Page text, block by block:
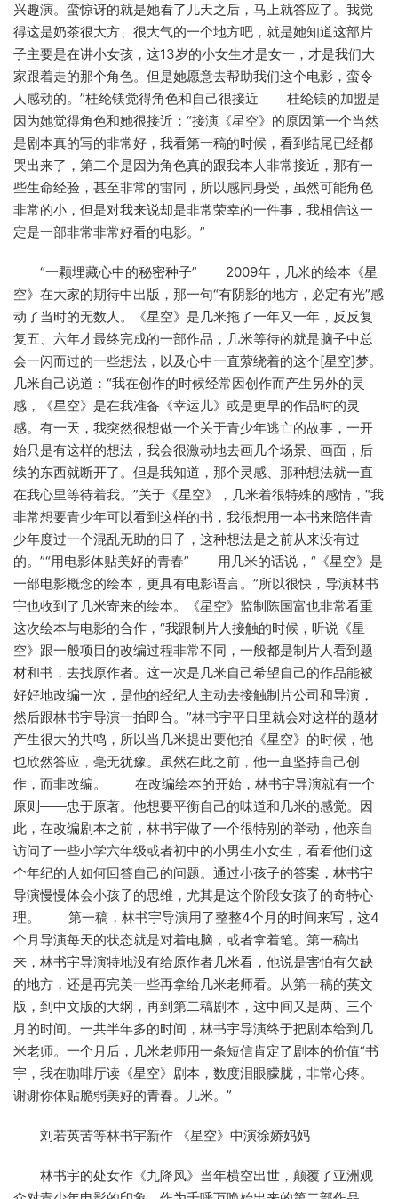
兴趣演。蛮惊讶的就是她看了几天之后，马上就答应了。我觉
得这是奶茶很大方、很大气的一个地方吧，就是她知道这部片
子主要是在讲小女孩，这13岁的小女生才是女一，才是我们大
家跟着走的那个角色。但是她愿意去帮助我们这个电影，蛮令
人感动的。”桂纶镁觉得角色和自己很接近 桂纶镁的加盟是
因为她觉得角色和她很接近：“接演《星空》的原因第一个当然
是剧本真的写的非常好，我看第一稿的时候，看到结尾已经都
哭出来了，第二个是因为角色真的跟我本人非常接近，那有一
些生命经验，甚至非常的雷同，所以感同身受，虽然可能角色
非常的小，但是对我来说却是非常荣幸的一件事，我相信这一
定是一部非常非常好看的电影。”
“一颗埋藏心中的秘密种子” 2009年，几米的绘本《星
空》在大家的期待中出版，那一句“有阴影的地方，必定有光”感
动了当时的无数人。《星空》是几米拖了一年又一年，反反复
复五、六年才最终完成的一部作品，几米等待的就是脑子中总
会一闪而过的一些想法，以及心中一直萦绕着的这个[星空]梦。
几米自己说道：“我在创作的时候经常因创作而产生另外的灵
感，《星空》是在我准备《幸运儿》或是更早的作品时的灵
感。有一天，我突然很想做一个关于青少年逃亡的故事，一开
始只是有这样的想法，我会很激动地去画几个场景、画面，后
续的东西就断开了。但是我知道，那个灵感、那种想法就一直
在我心里等待着我。”关于《星空》，几米着很特殊的感情，“我
非常想要青少年可以看到这样的书，我很想用一本书来陪伴青
少年度过一个混乱无助的日子，这种想法是之前从来没有过
的。”“用电影体贴美好的青春” 用几米的话说，“《星空》是
一部电影概念的绘本，更具有电影语言。”所以很快，导演林书
宇也收到了几米寄来的绘本。《星空》监制陈国富也非常看重
这次绘本与电影的合作，“我跟制片人接触的时候，听说《星
空》跟一般项目的改编过程非常不同，一般都是制片人看到题
材和书，去找原作者。这一次是几米自己希望自己的作品能被
好好地改编一次，是他的经纪人主动去接触制片公司和导演，
然后跟林书宇导演一拍即合。”林书宇平日里就会对这样的题材
产生很大的共鸣，所以当几米提出要他拍《星空》的时候，他
也欣然答应，毫无犹豫。虽然在此之前，他一直坚持自己创
作，而非改编。 在改编绘本的开始，林书宇导演就有一个
原则——忠于原著。他想要平衡自己的味道和几米的感觉。因
此，在改编剧本之前，林书宇做了一个很特别的举动，他亲自
访问了一些小学六年级或者初中的小男生小女生，看看他们这
个年纪的人如何回答自己的问题。通过小孩子的答案，林书宇
导演慢慢体会小孩子的思维，尤其是这个阶段女孩子的奇特心
理。 第一稿，林书宇导演用了整整4个月的时间来写，这4
个月导演每天的状态就是对着电脑，或者拿着笔。第一稿出
来，林书宇导演特地没有给原作者几米看，他说是害怕有欠缺
的地方，还是再完美一些再拿给几米老师看。从第一稿的英文
版，到中文版的大纲，再到第二稿剧本，这中间又是两、三个
月的时间。一共半年多的时间，林书宇导演终于把剧本给到几
米老师。一个月后，几米老师用一条短信肯定了剧本的价值“书
宇，我在咖啡厅读《星空》剧本，数度泪眼朦胧，非常心疼。
谢谢你体贴脆弱美好的青春。几米。”
刘若英苦等林书宇新作 《星空》中演徐娇妈妈
林书宇的处女作《九降风》当年横空出世，颠覆了亚洲观